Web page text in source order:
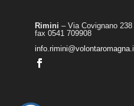
Rimini – Via Covignano
fax 0541 709908